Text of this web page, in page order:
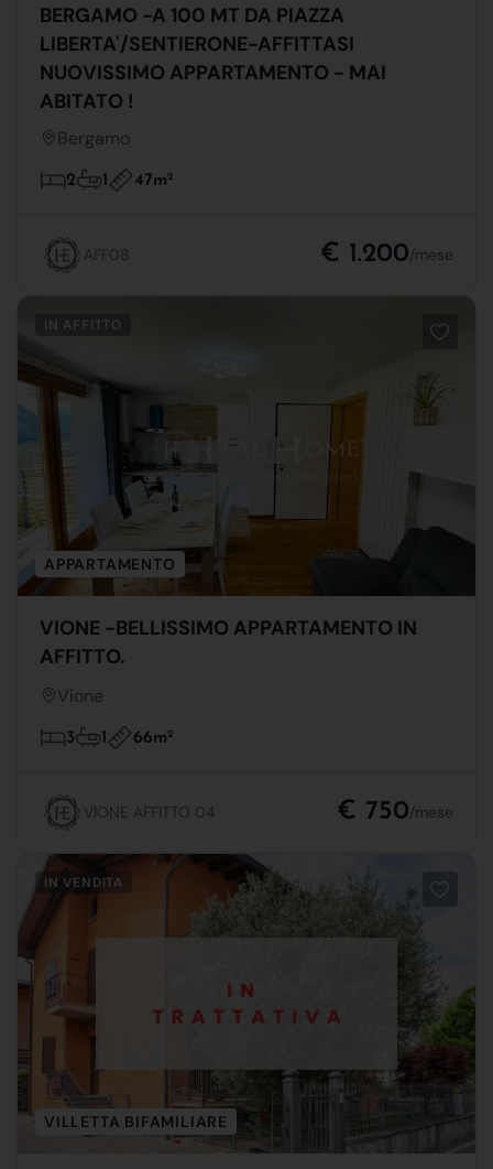
BERGAMO -A 100 MT DA PIAZZA
LIBERTA'/SENTIERONE-AFFITTASI
NUOVISSIMO APPARTAMENTO - MAI
ABITATO !
Bergamo
2 1 47m2
AFF08 € 1.200/mese
IN AFFITTO
APPARTAMENTO
VIONE -BELLISSIMO APPARTAMENTO IN
AFFITTO.
Vione
3 1 66m2
VIONE AFFITTO 04 € 750/mese
IN VENDITA
VILLETTA BIFAMILIARE